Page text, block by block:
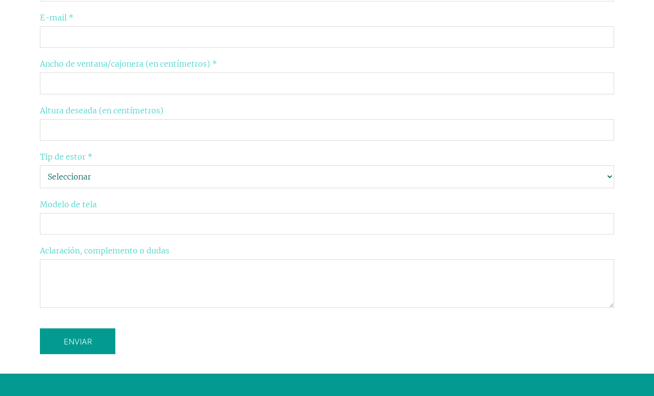
E-mail *
Ancho de ventana/cajonera (en centímetros) *
Altura deseada (en centímetros)
Tip de estor *
Modelo de tela
Aclaración, complemento o dudas